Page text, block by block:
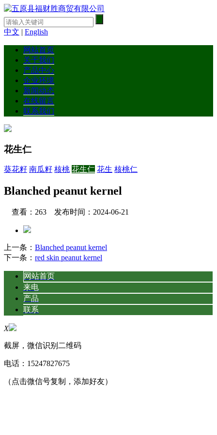
中文 | English
网站首页
关于我们
产品中心
企业环境
新闻动态
在线留言
联系我们
花生仁
葵花籽 南瓜籽 核桃 花生仁 花生 核桃仁
Blanched peanut kernel
查看：263 发布时间：2024-06-21
上一条： Blanched peanut kernel
下一条： red skin peanut kernel
网站首页
来电
产品
联系
X
截屏，微信识别二维码
电话： 15247827675
（点击微信号复制，添加好友）